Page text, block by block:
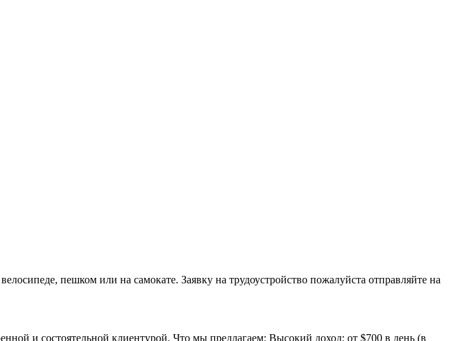
пешком или на самокате. Заявку на трудоустройство пожалуйста отправляйте на
и состоятельной клиентурой. Что мы предлагаем: Высокий доход: от $700 в день (в